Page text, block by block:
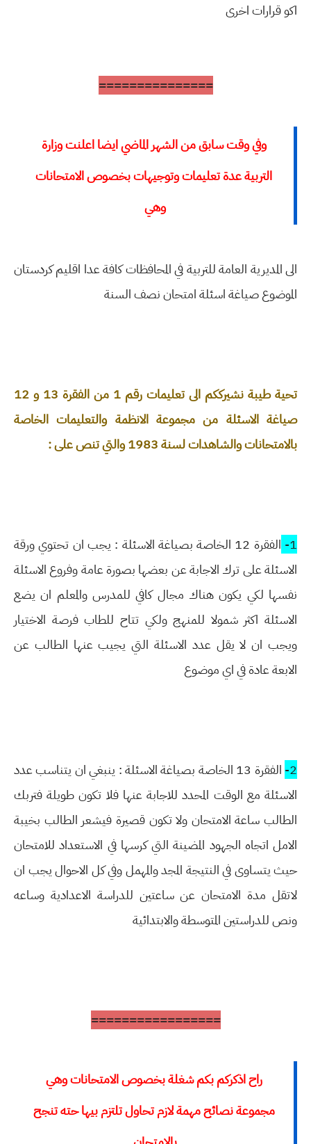
اكو قرارات اخرى
===============
وفي وقت سابق من الشهر الماضي ايضا اعلنت وزارة
التربية عدة تعليمات وتوجيهات بخصوص الامتحانات
وهي
الى المديرية العامة للتربية في المحافظات كافة عدا اقليم كردستان
الموضوع صياغة اسئلة امتحان نصف السنة
تحية طيبة نشيرككم الى تعليمات رقم 1 من الفقرة 13 و 12
صياغة الاسئلة من مجموعة الانظمة والتعليمات الخاصة
بالامتحانات والشاهدات لسنة 1983 والتي تنص على :
1-
الفقرة 12 الخاصة بصياغة الاسئلة : يجب ان تحتوي ورقة
الاسئلة على ترك الاجابة عن بعضها بصورة عامة وفروع الاسئلة
نفسها لكي يكون هناك مجال كافي للمدرس والمعلم ان يضع
الاسئلة اكثر شمولا للمنهج ولكي تتاح للطاب فرصة الاختيار
ويجب ان لا يقل عدد الاسئلة التي يجيب عنها الطالب عن
الابعة عادة في اي موضوع
2-
الفقرة 13 الخاصة بصياغة الاسئلة : ينبغي ان يتناسب عدد
الاسئلة مع الوقت المحدد للاجابة عنها فلا تكون طويلة فتربك
الطالب ساعة الامتحان ولا تكون قصيرة فيشعر الطالب بخيبة
الامل اتجاه الجهود المضينة التي كرسها في الاستعداد للامتحان
حيث يتساوى في النتيجة المجد والمهمل وفي كل الاحوال يجب ان
لاتقل مدة الامتحان عن ساعتين للدراسة الاعدادية وساعه
ونص للدراستين المتوسطة والابتدائية
=================
راح اذكركم بكم شغلة بخصوص الامتحانات وهي
مجموعة نصائح مهمة لازم تحاول تلتزم بيها حته تنجح